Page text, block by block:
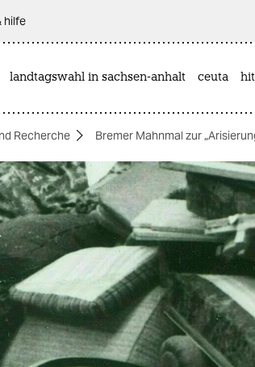
hilfe
landtagswahl in sachsen-anhalt ceuta
Recherche Bremer Mahnmal zur